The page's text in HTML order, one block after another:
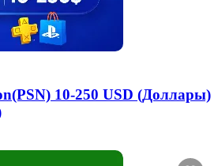
10-250 USD (Доллары)